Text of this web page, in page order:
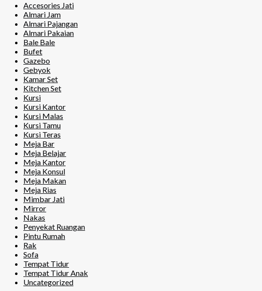
Accesories Jati
Almari Jam
Almari Pajangan
Almari Pakaian
Bale Bale
Bufet
Gazebo
Gebyok
Kamar Set
Kitchen Set
Kursi
Kursi Kantor
Kursi Malas
Kursi Tamu
Kursi Teras
Meja Bar
Meja Belajar
Meja Kantor
Meja Konsul
Meja Makan
Meja Rias
Mimbar Jati
Mirror
Nakas
Penyekat Ruangan
Pintu Rumah
Rak
Sofa
Tempat Tidur
Tempat Tidur Anak
Uncategorized